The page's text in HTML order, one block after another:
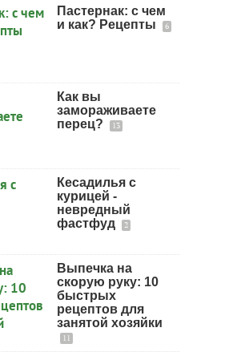
Пастернак: с чем
и как? Рецепты
6
Как вы
замораживаете
перец?
13
Кесадилья с
курицей -
невредный
фастфуд
2
Выпечка на
скорую руку: 10
быстрых
рецептов для
занятой хозяйки
11